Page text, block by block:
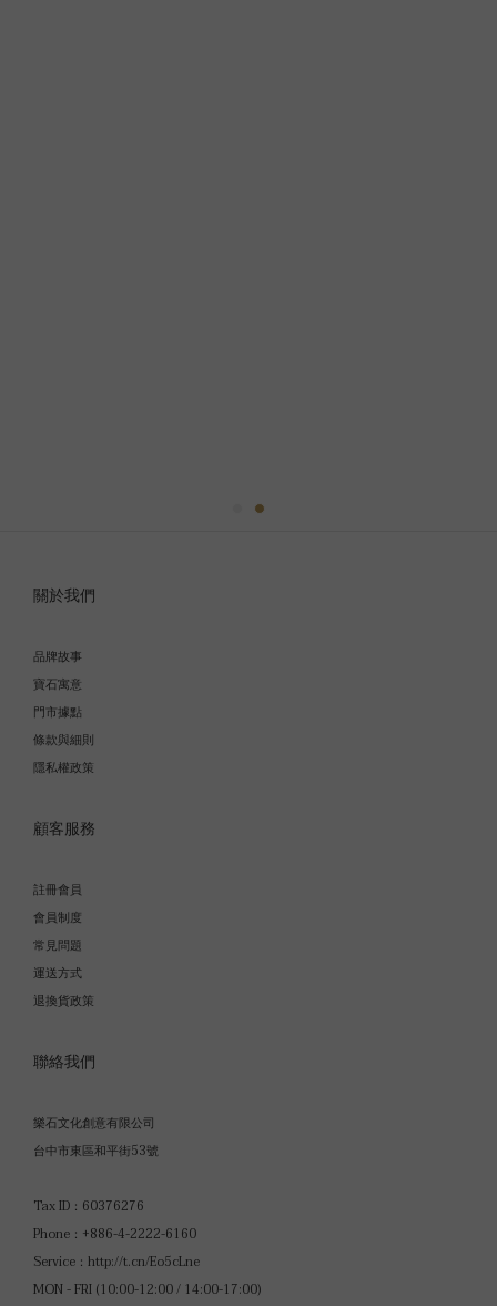
關於我們
品牌故事
寶石寓意
門市據點
條款與細則
隱私權政策
顧客服務
註冊會員
會員制度
常見問題
運送方式
退換貨政策
聯絡我們
樂石文化創意有限公司
台中市東區和平街53號
Tax ID：60376276
Phone：+886-4-2222-6160
Service： http://t.cn/Eo5cLne
MON - FRI (10:00-12:00 / 14:00-17:00)